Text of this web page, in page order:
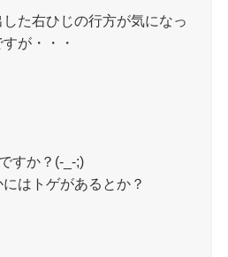
た右ひじの行方が気になっ
が・・・
すか？(-_-;)
はトゲがあるとか？